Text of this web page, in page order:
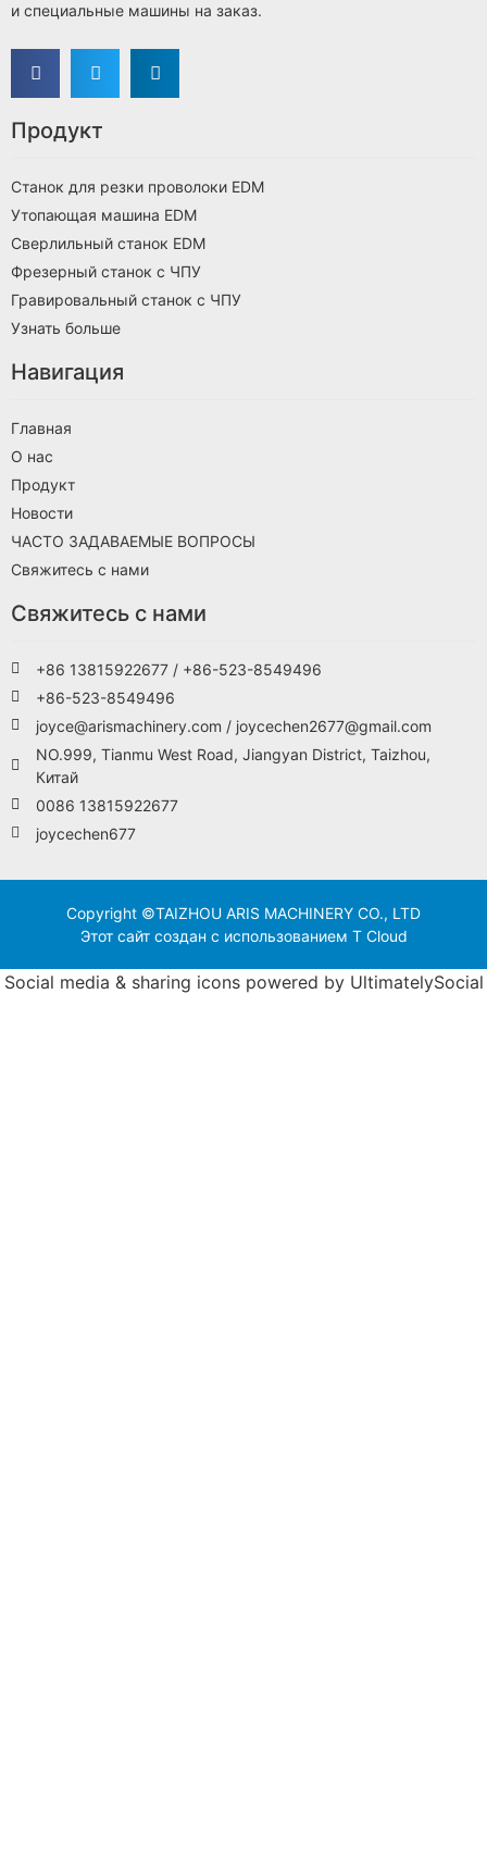
и специальные машины на заказ.
Продукт
Станок для резки проволоки EDM
Утопающая машина EDM
Сверлильный станок EDM
Фрезерный станок с ЧПУ
Гравировальный станок с ЧПУ
Узнать больше
Навигация
Главная
О нас
Продукт
Новости
ЧАСТО ЗАДАВАЕМЫЕ ВОПРОСЫ
Свяжитесь с нами
Свяжитесь с нами
+86 13815922677 / +86-523-8549496
+86-523-8549496
joyce@arismachinery.com / joycechen2677@gmail.com
NO.999, Tianmu West Road, Jiangyan District, Taizhou,
Китай
0086 13815922677
joycechen677
Copyright ©TAIZHOU ARIS MACHINERY CO., LTD
Этот сайт создан с использованием T Cloud
Social media & sharing icons powered by UltimatelySocial